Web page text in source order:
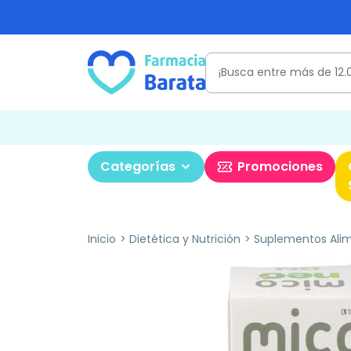
Categorías Promociones
Inicio Dietética y Nutrición Suplementos